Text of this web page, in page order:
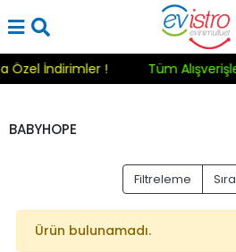
Özel İndirimler ! Tüm
BABYHOPE
Filtreleme
Ürün bulunamadı.